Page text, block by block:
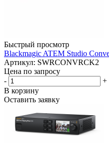
Быстрый просмотр
Blackmagic ATEM Studio
Артикул: SWRCONVRCK2
Цена по запросу
-
+
В корзину
Оставить заявку